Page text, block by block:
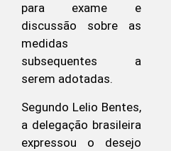
para exame e
discussão sobre as
medidas
subsequentes a
serem adotadas.
Segundo Lelio Bentes,
a delegação brasileira
expressou o desejo